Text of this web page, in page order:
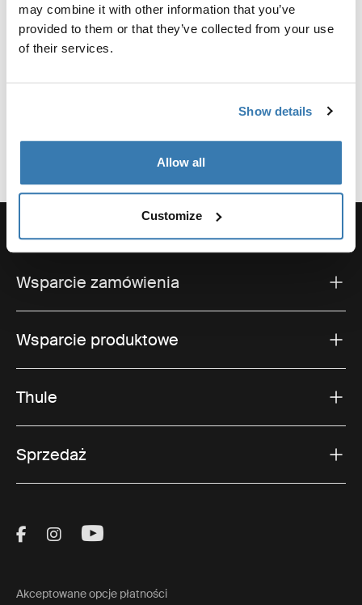
may combine it with other information that you’ve
provided to them or that they’ve collected from your use
of their services.
Show details
Allow all
Customize
Nazwa producenta: Thule Sweden
Adres producenta: Borggatan 5, 335 73 Hillerstorp,
Szwecja
Strona internetowa: www.thule.com
Wsparcie zamówienia
Wsparcie produktowe
Thule
Sprzedaż
Visit Thule on Facebook (external link)
Visit Thule on Instagram (external link)
Visit Thule on Youtube (external
Akceptowane opcje płatności